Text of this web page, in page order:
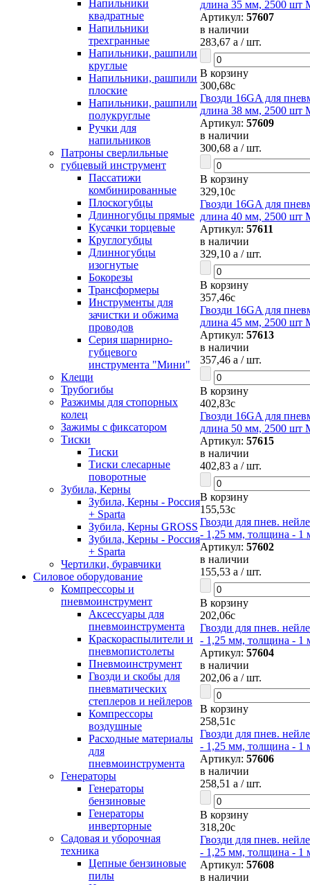
Напильники
квадратные
Напильники
трехгранные
Напильники, рашпили
круглые
Напильники, рашпили
плоские
Напильники, рашпили
полукруглые
Ручки для
напильников
Патроны сверлильные
губцевый инструмент
Пассатижи
комбинированные
Плоскогубцы
Длинногубцы прямые
Кусачки торцевые
Круглогубцы
Длинногубцы
изогнутые
Бокорезы
Трансформеры
Инструменты для
зачистки и обжима
проводов
Серия шарнирно-
губцевого
инструмента "Мини"
Клещи
Трубогибы
Разжимы для стопорных
колец
Зажимы с фиксатором
Тиски
Тиски
Тиски слесарные
поворотные
Зубила, Керны
Зубила, Керны - Россия
+ Sparta
Зубила, Керны GROSS
Зубила, Керны - Россия
+ Sparta
Чертилки, буравчики
Силовое оборудование
Компрессоры и
пневмоинструмент
Аксессуары для
пневмоинструмента
Краскораспылители и
пневмопистолеты
Пневмоинструмент
Гвозди и скобы для
пневматических
степлеров и нейлеров
Компрессоры
воздушные
Расходные материалы
для
пневмоинструмента
Генераторы
Генераторы
бензиновые
Генераторы
инверторные
Садовая и уборочная
техника
Цепные бензиновые
пилы
длина 35 мм, 2500 шт
Артикул: 57607
в наличии
283,67 a / шт.
В корзину
300,68c
Гвозди 16GA для
длина 38 мм, 2500 шт
Артикул: 57609
в наличии
300,68 a / шт.
В корзину
329,10c
Гвозди 16GA для
длина 40 мм, 2500 шт
Артикул: 57611
в наличии
329,10 a / шт.
В корзину
357,46c
Гвозди 16GA для
длина 45 мм, 2500 шт
Артикул: 57613
в наличии
357,46 a / шт.
В корзину
402,83c
Гвозди 16GA для
длина 50 мм, 2500 шт
Артикул: 57615
в наличии
402,83 a / шт.
В корзину
155,53c
Гвозди для пнев.
- 1,25 мм, толщина - 1
Артикул: 57602
в наличии
155,53 a / шт.
В корзину
202,06c
Гвозди для пнев.
- 1,25 мм, толщина - 1
Артикул: 57604
в наличии
202,06 a / шт.
В корзину
258,51c
Гвозди для пнев.
- 1,25 мм, толщина - 1
Артикул: 57606
в наличии
258,51 a / шт.
В корзину
318,20c
Гвозди для пнев.
- 1,25 мм, толщина - 1
Артикул: 57608
в наличии